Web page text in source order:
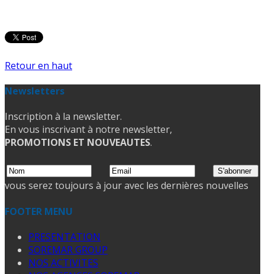
Retour en haut
Newsletters
Inscription à la newsletter.
En vous inscrivant à notre newsletter,
PROMOTIONS ET NOUVEAUTES.
vous serez toujours à jour avec les dernières nouvelles
FOOTER MENU
PRESENTATION
SOREMAR GROUP
NOS ACTIVITES